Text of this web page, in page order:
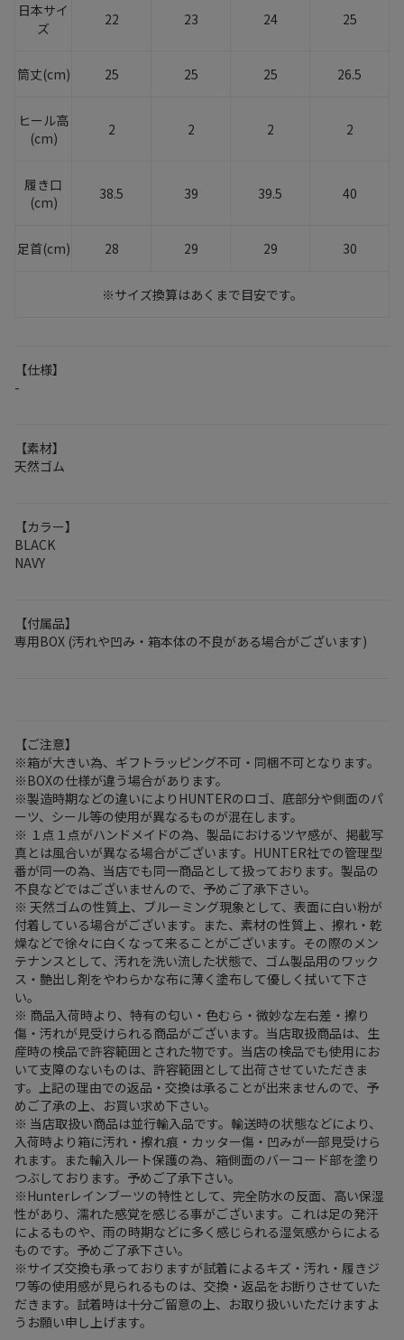
日本サイ
ズ
22 23 24 25
筒丈(cm) 25 25 25 26.5
ヒール高
(cm)
2 2 2 2
履き口
(cm)
38.5 39 39.5 40
足首(cm) 28 29 29 30
※サイズ換算はあくまで目安です。
【仕様】
-
【素材】
天然ゴム
【カラー】
BLACK
NAVY
【付属品】
専用BOX (汚れや凹み・箱本体の不良がある場合がございます)
【ご注意】
※箱が大きい為、ギフトラッピング不可・同梱不可となります。
※BOXの仕様が違う場合があります。
※製造時期などの違いによりHUNTERのロゴ、底部分や側面のパ
ーツ、シール等の使用が異なるものが混在します。
※ １点１点がハンドメイドの為、製品におけるツヤ感が、掲載写
真とは風合いが異なる場合がございます。HUNTER社での管理型
番が同一の為、当店でも同一商品として扱っております。製品の
不良などではございませんので、予めご了承下さい。
※ 天然ゴムの性質上、ブルーミング現象として、表面に白い粉が
付着している場合がございます。また、素材の性質上 、擦れ・乾
燥などで徐々に白くなって来ることがございます。その際のメン
テナンスとして、汚れを洗い流した状態で、ゴム製品用のワック
ス・艶出し剤をやわらかな布に薄く塗布して優しく拭いて下さ
い。
※ 商品入荷時より、特有の匂い・色むら・微妙な左右差・擦り
傷・汚れが見受けられる商品がございます。当店取扱商品は、生
産時の検品で許容範囲とされた物です。当店の検品でも使用にお
いて支障のないものは、許容範囲として出荷させていただきま
す。上記の理由での返品・交換は承ることが出来ませんので、予
めご了承の上、お買い求め下さい。
※ 当店取扱い商品は並行輸入品です。輸送時の状態などにより、
入荷時より箱に汚れ・擦れ痕・カッター傷・凹みが一部見受けら
れます。また輸入ルート保護の為、箱側面のバーコード部を塗り
つぶしております。予めご了承下さい。
※Hunterレインブーツの特性として、完全防水の反面、高い保湿
性があり、濡れた感覚を感じる事がございます。これは足の発汗
によるものや、雨の時期などに多く感じられる湿気感からによる
ものです。予めご了承下さい。
※サイズ交換も承っておりますが試着によるキズ・汚れ・履きジ
ワ等の使用感が見られるものは、交換・返品をお断りさせていた
だきます。試着時は十分ご留意の上、お取り扱いいただけますよ
うお願い申し上げます。